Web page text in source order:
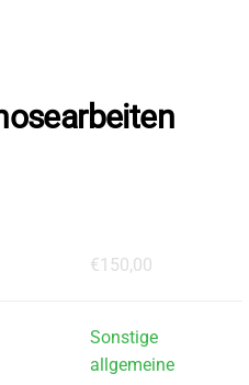
€150,00
Sonstige
allgemeine